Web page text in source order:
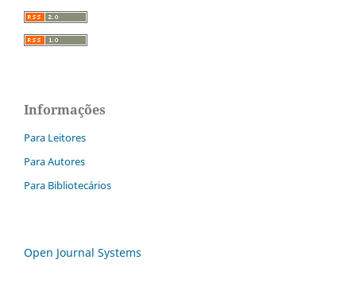
Informações
Para Leitores
Para Autores
Para Bibliotecários
Open Journal Systems